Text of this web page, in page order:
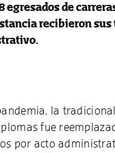
egresados de
recibieron
la
fue
por acto